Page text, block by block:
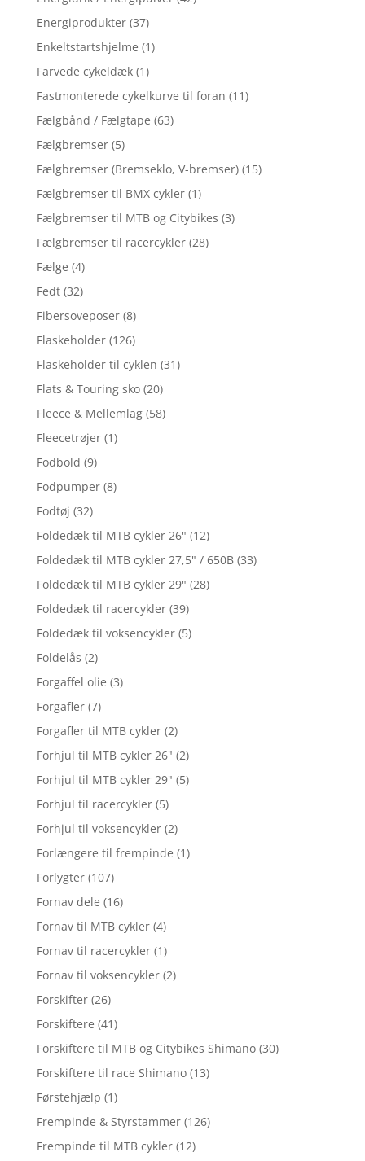
Energiprodukter (37)
Enkeltstartshjelme (1)
Farvede cykeldæk (1)
Fastmonterede cykelkurve til foran (11)
Fælgbånd / Fælgtape (63)
Fælgbremser (5)
Fælgbremser (Bremseklo, V-bremser) (15)
Fælgbremser til BMX cykler (1)
Fælgbremser til MTB og Citybikes (3)
Fælgbremser til racercykler (28)
Fælge (4)
Fedt (32)
Fibersoveposer (8)
Flaskeholder (126)
Flaskeholder til cyklen (31)
Flats & Touring sko (20)
Fleece & Mellemlag (58)
Fleecetrøjer (1)
Fodbold (9)
Fodpumper (8)
Fodtøj (32)
Foldedæk til MTB cykler 26" (12)
Foldedæk til MTB cykler 27,5" / 650B (33)
Foldedæk til MTB cykler 29" (28)
Foldedæk til racercykler (39)
Foldedæk til voksencykler (5)
Foldelås (2)
Forgaffel olie (3)
Forgafler (7)
Forgafler til MTB cykler (2)
Forhjul til MTB cykler 26" (2)
Forhjul til MTB cykler 29" (5)
Forhjul til racercykler (5)
Forhjul til voksencykler (2)
Forlængere til frempinde (1)
Forlygter (107)
Fornav dele (16)
Fornav til MTB cykler (4)
Fornav til racercykler (1)
Fornav til voksencykler (2)
Forskifter (26)
Forskiftere (41)
Forskiftere til MTB og Citybikes Shimano (30)
Forskiftere til race Shimano (13)
Førstehjælp (1)
Frempinde & Styrstammer (126)
Frempinde til MTB cykler (12)